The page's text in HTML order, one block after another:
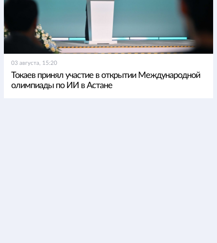
03 августа, 15:20
Токаев принял участие в открытии Международной
олимпиады по ИИ в Астане